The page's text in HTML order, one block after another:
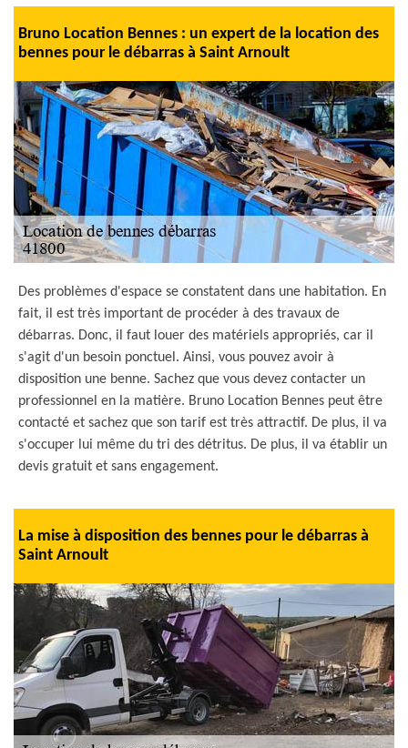
Bruno Location Bennes : un expert de la location des
bennes pour le débarras à Saint Arnoult
Des problèmes d'espace se constatent dans une habitation. En
fait, il est très important de procéder à des travaux de
débarras. Donc, il faut louer des matériels appropriés, car il
s'agit d'un besoin ponctuel. Ainsi, vous pouvez avoir à
disposition une benne. Sachez que vous devez contacter un
professionnel en la matière. Bruno Location Bennes peut être
contacté et sachez que son tarif est très attractif. De plus, il va
s'occuper lui même du tri des détritus. De plus, il va établir un
devis gratuit et sans engagement.
La mise à disposition des bennes pour le débarras à
Saint Arnoult